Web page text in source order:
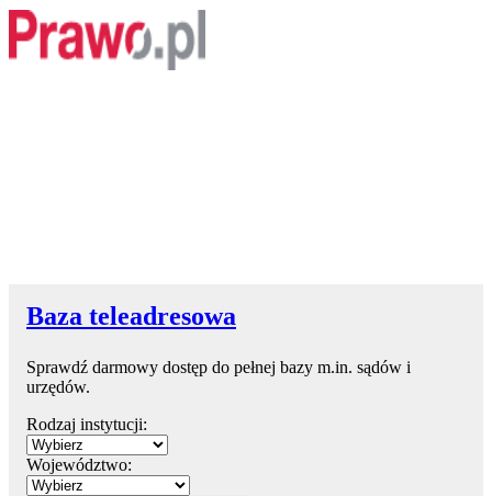
Baza teleadresowa
Sprawdź darmowy dostęp do pełnej bazy m.in. sądów i
urzędów.
Rodzaj instytucji:
Województwo: